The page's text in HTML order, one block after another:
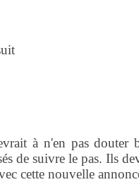
à n'en pas douter
de suivre le pas. Ils
cette nouvelle